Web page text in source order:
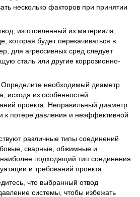
несколько факторов при принятии
изготовленный из материала,
которая будет перекачиваться в
для агрессивных сред следует
сталь или другие коррозионно-
Определите необходимый диаметр
исходя из особенностей
проекта. Неправильный диаметр
к потере давления и неэффективной
различные типы соединений
сварные, обжимные и
подходящий тип соединения
и требований проекта.
что выбранный отвод
системы, чтобы избежать